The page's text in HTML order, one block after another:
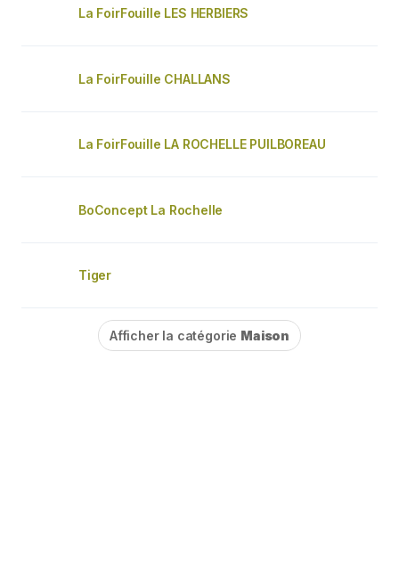
La FoirFouille LES HERBIERS
La FoirFouille CHALLANS
La FoirFouille LA ROCHELLE PUILBOREAU
BoConcept La Rochelle
Tiger
Afficher la catégorie Maison